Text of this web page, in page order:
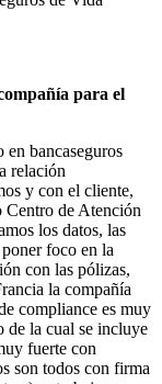
para el
bancaseguros
relación
y con el cliente,
Centro de Atención
los datos, las
foco en la
con las pólizas,
la compañía
compliance es muy
de la cual se incluye
fuerte con
son todos con firma